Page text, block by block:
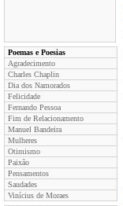
Poemas e Poesias
Agradecimento
Charles Chaplin
Dia dos Namorados
Felicidade
Fernando Pessoa
Fim de Relacionamento
Manuel Bandeira
Mulheres
Otimismo
Paixão
Pensamentos
Saudades
Vinícius de Moraes